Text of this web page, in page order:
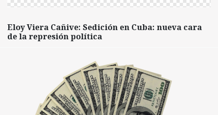
Eloy Viera Cañive: Sedición en Cuba: nueva cara
de la represión política